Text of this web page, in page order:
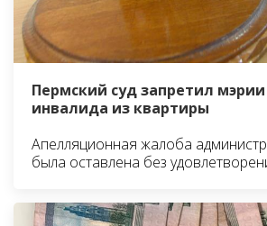
Пермский суд запретил
инвалида из квартиры
Апелляционная жалоба
была оставлена без